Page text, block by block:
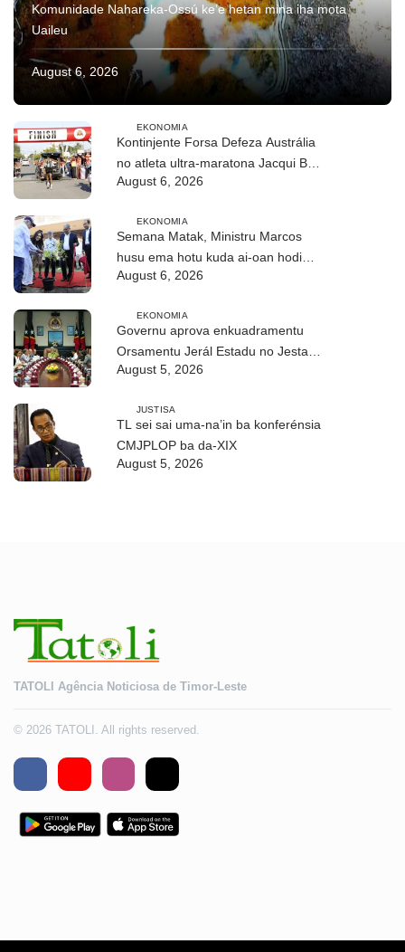
Komunidade Nahareka-Ossú ke’e hetan mina iha mota
Uaileu
August 6, 2026
EKONOMIA
Kontinjente Forsa Defeza Austrália
no atleta ultra-maratona Jacqui Bell
partisipa DIM 2026
August 6, 2026
EKONOMIA
Semana Matak, Ministru Marcos
husu ema hotu kuda ai-oan hodi
proteje biodiversidade
August 6, 2026
EKONOMIA
Governu aprova enkuadramentu
Orsamentu Jerál Estadu no Jestaun
Finanseira Públika
August 5, 2026
JUSTISA
TL sei sai uma-na’in ba konferénsia
CMJPLOP ba da-XIX
August 5, 2026
TATOLI Agência Noticiosa de Timor-Leste
© 2026 TATOLI. All rights reserved.